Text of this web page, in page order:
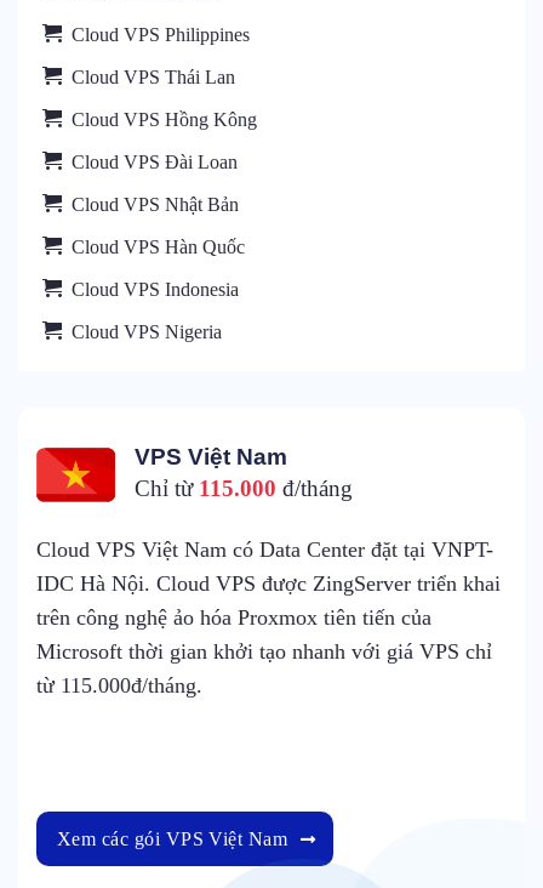
Cloud VPS Philippines
Cloud VPS Thái Lan
Cloud VPS Hồng Kông
Cloud VPS Đài Loan
Cloud VPS Nhật Bản
Cloud VPS Hàn Quốc
Cloud VPS Indonesia
Cloud VPS Nigeria
VPS US (Mỹ)
Chỉ từ115.000đ/tháng
Cloud VPS US xây dựng trên nền tảng công nghệ ảo
hóa Proxmox kết hợp với hạ tầng kỹ thuật đạt tiêu
chuẩn Quốc tế mang đến sự ổn định rất cao cho hệ
thống VPS US của ZingServer. Giá VPS US chỉ từ
115.000đ/tháng.
Xem các gói VPS USA